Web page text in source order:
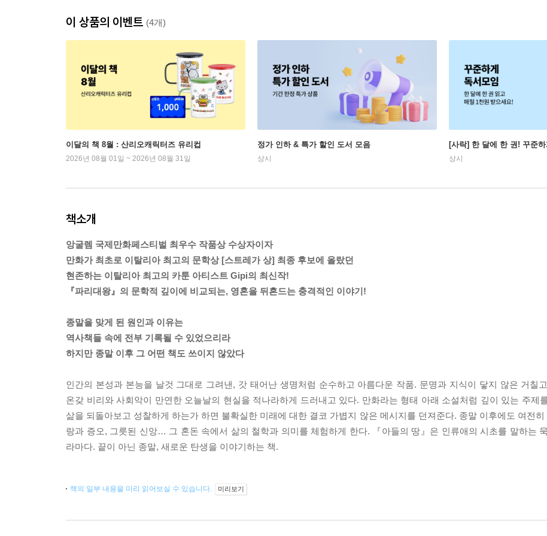
이 상품의 이벤트 (4개)
이달의 책 8월 : 산리오캐릭터즈 유리컵
2026년 08월 01일 ~ 2026년 08월 31일
정가 인하 & 특가 할인 도서 모음
상시
[사락] 한 달에 한 권! 꾸준하
상시
책소개
앙굴렘 국제만화페스티벌 최우수 작품상 수상자이자
만화가 최초로 이탈리아 최고의 문학상 [스트레가 상] 최종 후보에 올랐던
현존하는 이탈리아 최고의 카툰 아티스트 Gipi의 최신작!
『파리대왕』의 문학적 깊이에 비교되는, 영혼을 뒤흔드는 충격적인 이야기!
종말을 맞게 된 원인과 이유는
역사책들 속에 전부 기록될 수 있었으리라
하지만 종말 이후 그 어떤 책도 쓰이지 않았다
인간의 본성과 본능을 날것 그대로 그려낸, 갓 태어난 생명처럼 순수하고 아름다운 작품. 문명과 지식이 닿지 않은 거칠
온갖 비리와 사회악이 만연한 오늘날의 현실을 적나라하게 드러내고 있다. 만화라는 형태 아래 소설처럼 깊이 있는 주제
삶을 되돌아보고 성찰하게 하는가 하면 불확실한 미래에 대한 결코 가볍지 않은 메시지를 던져준다. 종말 이후에도 여전
랑과 증오, 그릇된 신앙… 그 혼돈 속에서 삶의 철학과 의미를 체험하게 한다. 『아들의 땅』은 인류애의 시초를 말하는
라마다. 끝이 아닌 종말, 새로운 탄생을 이야기하는 책.
책의 일부 내용을 미리 읽어보실 수 있습니다. 미리보기